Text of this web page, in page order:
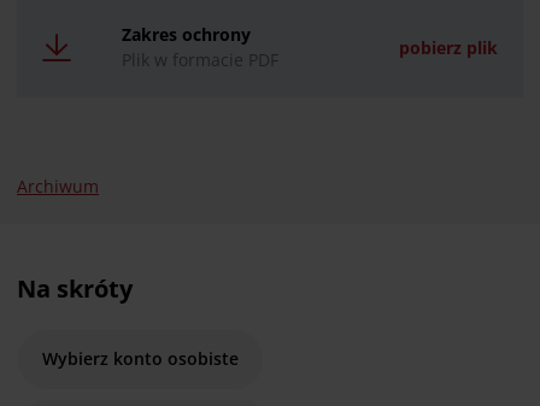
Zakres ochrony
Plik w formacie PDF
pobierz plik
Archiwum
Na skróty
Wybierz konto osobiste